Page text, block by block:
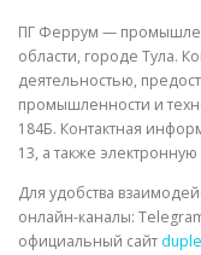
ПГ Феррум —
области, городе Тула.
деятельностью,
промышленности и
184Б. Контактная
13, а также электронную
Для удобства
онлайн-каналы:
официальный сайт